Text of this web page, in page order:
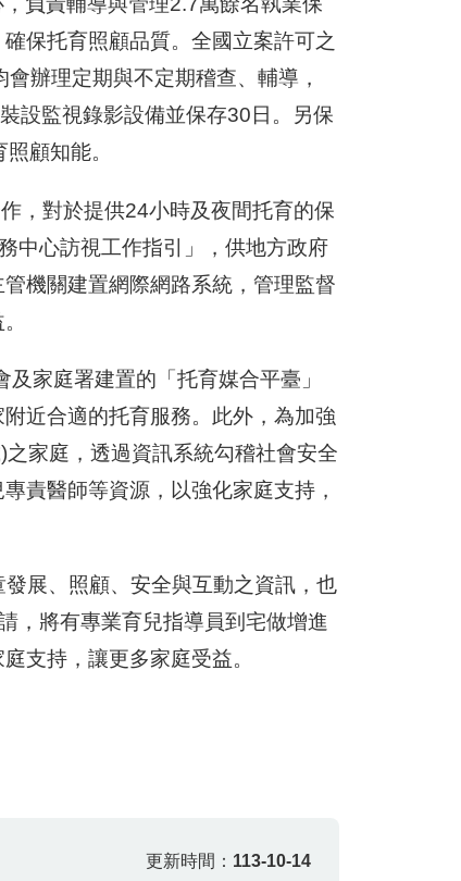
保托育照顧品質。全國立案許可之
辦理定期與不定期稽查、輔導，
設監視錄影設備並保存30日。另保
顧知能。
，對於提供24小時及夜間托育的保
中心訪視工作指引」，供地方政府
機關建置網際網路系統，管理監督
家庭署建置的「托育媒合平臺」
近合適的托育服務。此外，為加強
家庭，透過資訊系統勾稽社會安全
責醫師等資源，以強化家庭支持，
展、照顧、安全與互動之資訊，也
，將有專業育兒指導員到宅做增進
支持，讓更多家庭受益。
更新時間： 113-10-14